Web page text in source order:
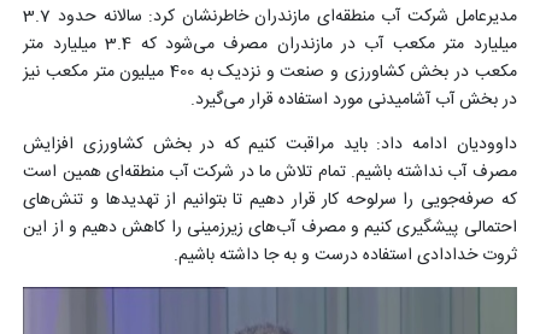
مدیرعامل شرکت آب منطقه‌ای مازندران خاطرنشان کرد: سالانه حدود 3.7
میلیارد متر مکعب آب در مازندران مصرف می‌شود که 3.4 میلیارد متر
مکعب در بخش کشاورزی و صنعت و نزدیک به 400 میلیون متر مکعب نیز
در بخش آب آشامیدنی مورد استفاده قرار می‌گیرد.
داوودیان ادامه داد: باید مراقبت کنیم که در بخش کشاورزی افزایش
مصرف آب نداشته باشیم. تمام تلاش ما در شرکت آب منطقه‌ای همین است
که صرفه‌جویی را سرلوحه کار قرار دهیم تا بتوانیم از تهدیدها و تنش‌های
احتمالی پیشگیری کنیم و مصرف آب‌های زیرزمینی را کاهش دهیم و از این
ثروت خدادادی استفاده درست و به جا داشته باشیم.